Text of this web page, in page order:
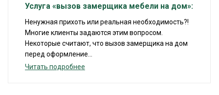
Услуга «вызов замерщика мебели на дом»:
Ненужная прихоть или реальная необходимость?!
Многие клиенты задаются этим вопросом.
Некоторые считают, что вызов замерщика на дом
перед оформление...
Читать подробнее